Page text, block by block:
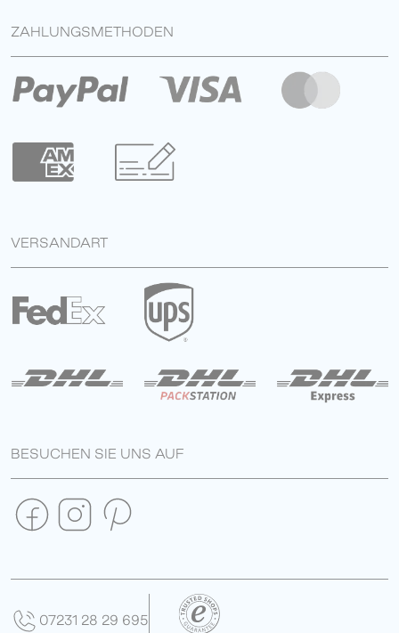
ZAHLUNGSMETHODEN
VERSANDART
BESUCHEN SIE UNS AUF
07231 28 29 695